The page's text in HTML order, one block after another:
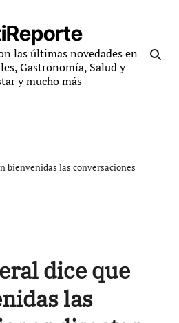
las últimas novedades en
Gastronomía, Salud y
y mucho más
bienvenidas las conversaciones
dice que
las